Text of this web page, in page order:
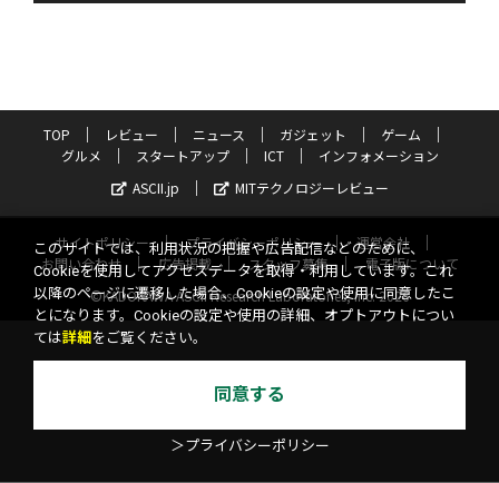
TOP レビュー ニュース ガジェット
ゲーム
グルメ
スタートアップ ICT
インフォメーション
ASCII.jp
MITテクノロジーレビュー
サイトポリシー プライバシーポリシー
運営会社
お問い合わせ
広告掲載 スタッフ募集
電子版について
©KADOKAWA ASCII Research Laboratories, Inc. 2026
このサイトでは、利用状況の把握や広告配信などのために、
Cookieを使用してアクセスデータを取得・利用しています。これ
以降のページに遷移した場合、Cookieの設定や使用に同意したこ
とになります。Cookieの設定や使用の詳細、オプトアウトについ
ては詳細 をご覧ください。
同意する
＞プライバシーポリシー